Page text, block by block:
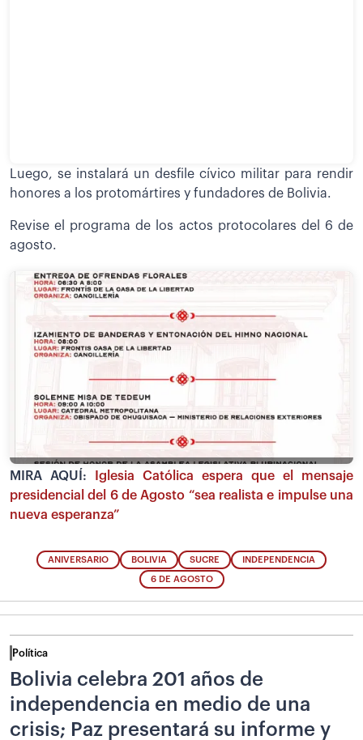
Luego, se instalará un desfile cívico militar para rendir
honores a los protomártires y fundadores de Bolivia.
Revise el programa de los actos protocolares del 6 de
agosto.
MIRA AQUÍ: Iglesia Católica espera que el mensaje
presidencial del 6 de Agosto “sea realista e impulse una
nueva esperanza”
ANIVERSARIO BOLIVIA SUCRE INDEPENDENCIA
6 DE AGOSTO
Política
Bolivia celebra 201 años de
independencia en medio de una
crisis; Paz presentará su informe y